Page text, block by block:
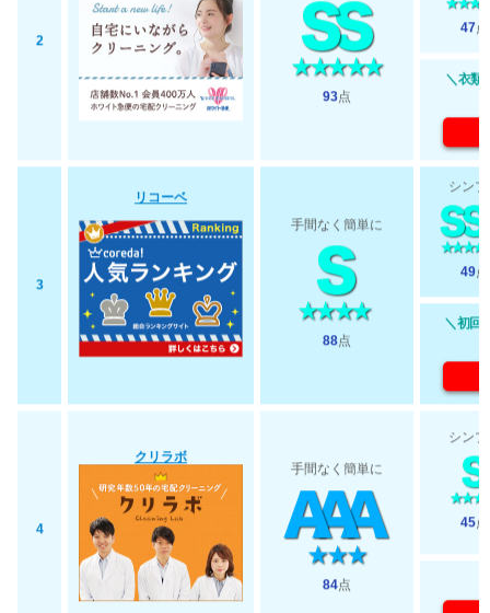
2
93点
47点
＼衣類
3
リコーベ
手間なく簡単に
88点
シン
49点
＼初回
4
クリラボ
手間なく簡単に
84点
シン
45点